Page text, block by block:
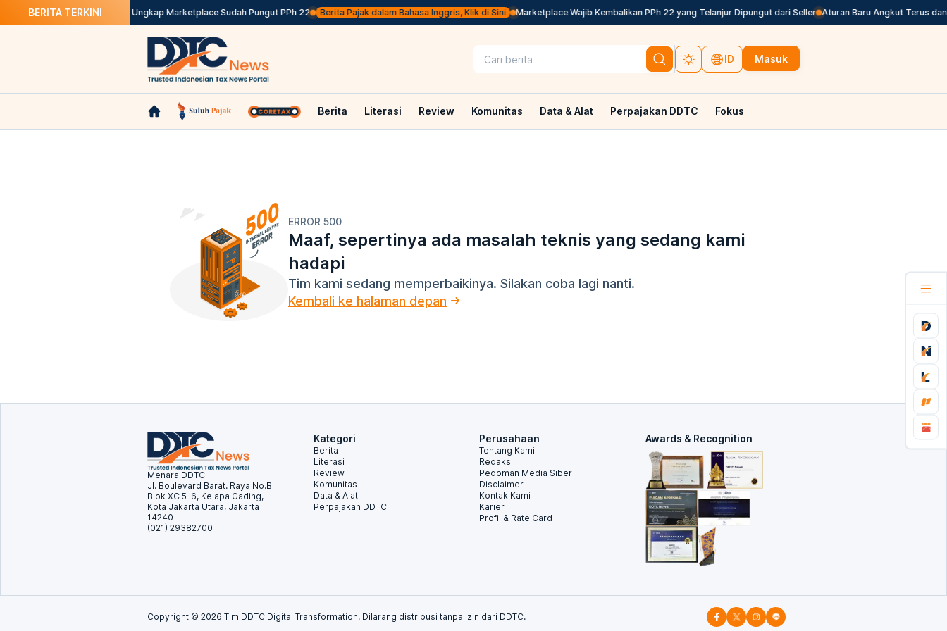
BERITA TERKINI
Sempat 5 Hari Berjalan, idEA Ungkap Marketplace Sudah Pungut PPh 22 Berita Pajak dalam Bahasa Inggris, Klik di Sini Marketplace Wajib Kembalikan PPh 22 yang Telanjur Dipungut dari Seller Aturan Baru Angkut Terus dan
ID Masuk
Berita Literasi Review Komunitas Data & Alat Perpajakan DDTC Fokus
ERROR 500
Maaf, sepertinya ada masalah teknis yang sedang kami
hadapi
Tim kami sedang memperbaikinya. Silakan coba lagi nanti.
Kembali ke halaman depan
Menara DDTC
Jl. Boulevard Barat. Raya No.B
Blok XC 5-6, Kelapa Gading,
Kota Jakarta Utara, Jakarta
14240
(021) 29382700
Kategori
Berita
Literasi
Review
Komunitas
Data & Alat
Perpajakan DDTC
Perusahaan
Tentang Kami
Redaksi
Pedoman Media Siber
Disclaimer
Kontak Kami
Karier
Profil & Rate Card
Awards & Recognition
Copyright © 2026 Tim DDTC Digital Transformation. Dilarang distribusi tanpa izin dari DDTC.